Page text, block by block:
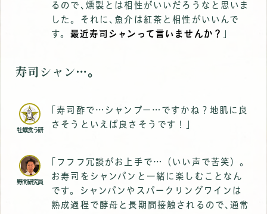
るので､燻製とは相性がいいだろうなと思いま
した。それに､魚介は紅茶と相性がいいんで
す。 最近寿司シャンって言いませんか？
寿司シャン…｡
牡蠣食う研
｢寿司酢で…シャンプー…ですかね？地肌に良
さそうといえば良さそうです！｣
野間研究員
｢フフフ冗談がお上手で…（いい声で苦笑）。
お寿司をシャンパンと一緒に楽しむことなん
です。シャンパンやスパークリングワインは
熟成過程で酵母と長期間接触されるので､通常